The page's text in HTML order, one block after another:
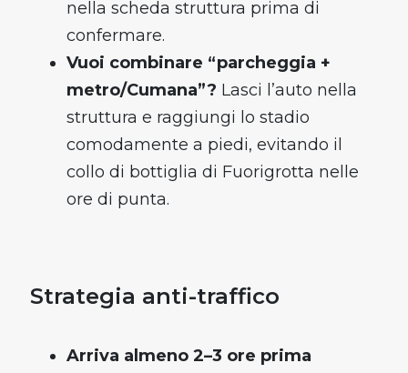
nella scheda struttura prima di
confermare.
Vuoi combinare “parcheggia +
metro/Cumana”? Lasci l’auto nella
struttura e raggiungi lo stadio
comodamente a piedi, evitando il
collo di bottiglia di Fuorigrotta nelle
ore di punta.
Strategia anti-traffico
Arriva almeno 2–3 ore prima